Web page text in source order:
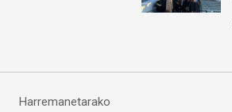
Harremanetarako